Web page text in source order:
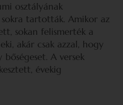
osztályának
tartották. Amikor az
sokan felismerték a
akár csak azzal, hogy
A versek
évekig